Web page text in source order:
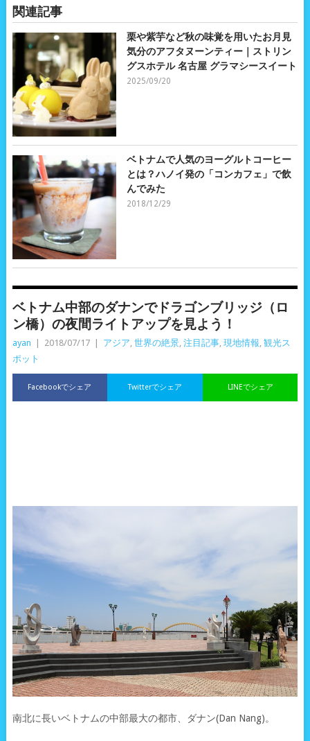
関連記事
栗や紫芋など秋の味覚を用いたお月見
気分のアフタヌーンティー｜ストリン
グスホテル 名古屋 グラマシースイート
2025/09/20
ベトナムで人気のヨーグルトコーヒー
とは？ハノイ発の「コンカフェ」で飲
んでみた
2018/12/29
ベトナム中部のダナンでドラゴンブリッジ（ロ
ン橋）の夜間ライトアップを見よう！
ayan 2018/07/17 アジア 世界の絶景, 注目記事, 現地情報 観光ス
ポット
Facebookでシェア LINEでシェア
Twitterでシェア
南北に長いベトナムの中部最大の都市、ダナン(Dan Nang)。